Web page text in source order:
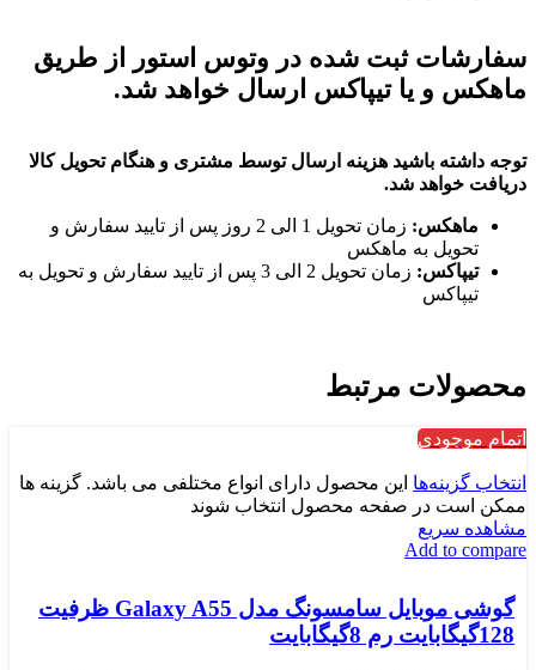
سفارشات ثبت شده در وتوس استور از طریق
ماهکس و یا تیپاکس ارسال خواهد شد.
توجه داشته باشید هزینه ارسال توسط مشتری و هنگام تحویل کالا
دریافت خواهد شد.
ماهکس:
زمان تحویل 1 الی 2 روز پس از تایید سفارش و
تحویل به ماهکس
تیپاکس:
زمان تحویل 2 الی 3 پس از تایید سفارش و تحویل به
تیپاکس
محصولات مرتبط
اتمام موجودی
انتخاب گزینه‌ها این محصول دارای انواع مختلفی می باشد. گزینه ها
ممکن است در صفحه محصول انتخاب شوند
مشاهده سریع
Add to compare
گوشی موبایل سامسونگ مدل Galaxy A55 ظرفیت
128گیگابایت رم 8گیگابایت